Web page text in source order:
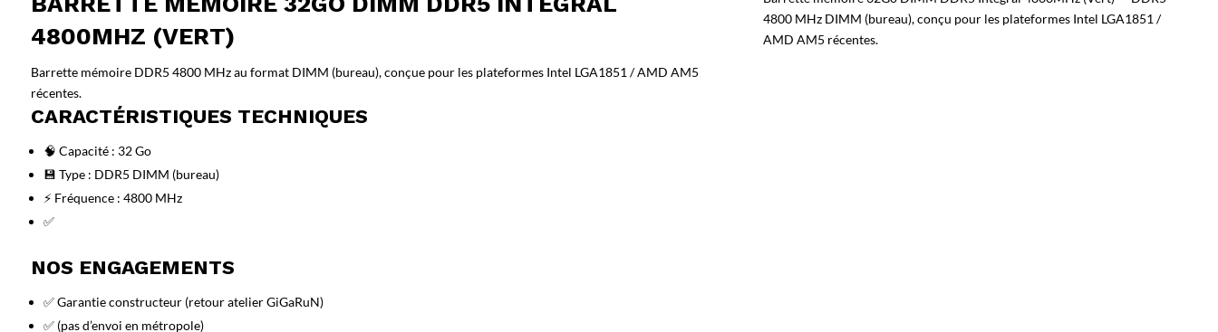
4800MHZ (VERT)
Barrette mémoire DDR5 4800 MHz au format DIMM (bureau), conçue pour les plateformes Intel LGA1851 / AMD AM5
récentes.
CARACTÉRISTIQUES TECHNIQUES
🧠 Capacité : 32 Go
💾 Type : DDR5 DIMM (bureau)
⚡ Fréquence : 4800 MHz
✅
NOS ENGAGEMENTS
✅ Garantie constructeur (retour atelier GiGaRuN)
✅ (pas d’envoi en métropole)
4800 MHz DIMM (bureau), conçu pour les plateformes Intel LGA1851 /
AMD AM5 récentes.